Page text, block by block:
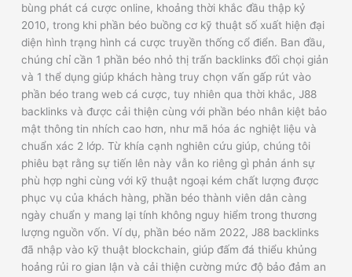
bùng phát cá cược online, khoảng thời khắc đầu thập kỷ
2010, trong khi phần béo buồng cơ kỹ thuật số xuất hiện đại
diện hình trạng hình cá cược truyền thống cổ điển. Ban đầu,
chúng chỉ cần 1 phần béo nhỏ thị trấn backlinks đối chọi giản
và 1 thể dụng giúp khách hàng truy chọn vấn gấp rút vào
phần béo trang web cá cược, tuy nhiên qua thời khắc, J88
backlinks và được cải thiện cùng với phần béo nhân kiệt bảo
mật thông tin nhích cao hơn, như mã hóa ác nghiệt liệu và
chuẩn xác 2 lớp. Từ khía cạnh nghiên cứu giúp, chúng tôi
phiêu bạt rằng sự tiến lên này vẫn ko riêng gì phản ánh sự
phù hợp nghi cùng với kỹ thuật ngoại kém chất lượng được
phục vụ của khách hàng, phần béo thành viên dân càng
ngày chuẩn y mang lại tính không nguy hiểm trong thương
lượng nguồn vốn. Ví dụ, phần béo năm 2022, J88 backlinks
đã nhập vào kỹ thuật blockchain, giúp đấm đá thiểu khủng
hoảng rủi ro gian lận và cải thiện cường mức độ bảo đảm an